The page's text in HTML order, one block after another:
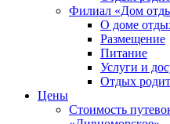
Филиал «Дом
О доме
Размещение
Питание
Услуги и
Отдых
Цены
Стоимость